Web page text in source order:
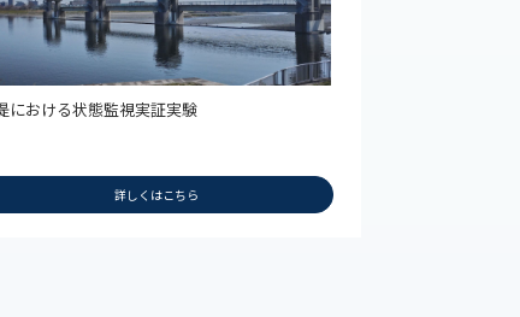
における状態監視実証実験
詳しくはこちら